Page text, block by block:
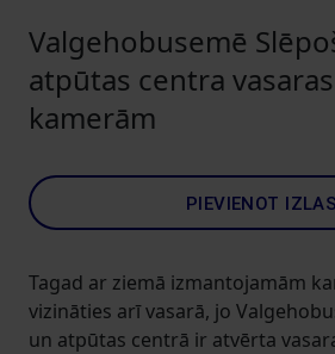
Valgehobusemē
atpūtas centra
kamerām
PIEVIENOT
Tagad ar ziemā izmantojamām
vizināties arī vasarā, jo
un atpūtas centrā ir atvērta